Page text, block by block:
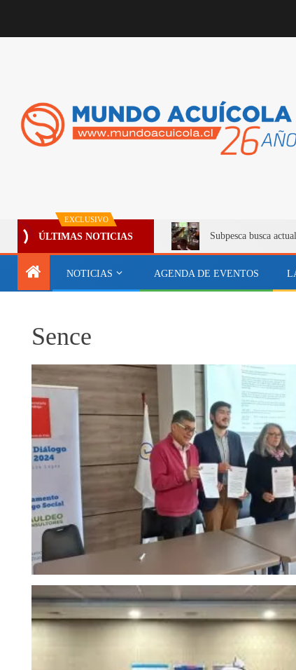
EXCLUSIVO
ÚLTIMAS NOTICIAS Subpesca busca
NOTICIAS AGENDA DE EVENTOS
Sence